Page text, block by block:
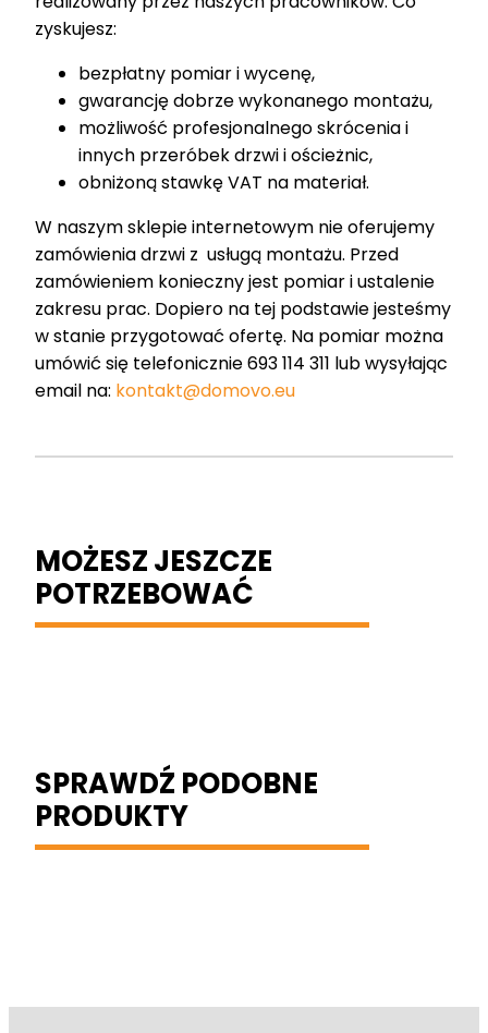
zyskujesz:
bezpłatny pomiar i wycenę,
gwarancję dobrze wykonanego montażu,
możliwość profesjonalnego skrócenia i
innych przeróbek drzwi i ościeżnic,
obniżoną stawkę VAT na materiał.
W naszym sklepie internetowym nie oferujemy
zamówienia drzwi z usługą montażu. Przed
zamówieniem konieczny jest pomiar i ustalenie
zakresu prac. Dopiero na tej podstawie jesteśmy
w stanie przygotować ofertę. Na pomiar można
umówić się telefonicznie 693 114 311 lub wysyłając
email na: kontakt@domovo.eu
MOŻESZ JESZCZE
POTRZEBOWAĆ
SPRAWDŹ PODOBNE
PRODUKTY